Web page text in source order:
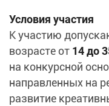
Условия участия
К участию
возрасте от 14 до
на конкурсной
направленных на
развитие